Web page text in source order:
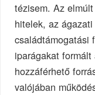
tézisem. Az
hitelek, az
családtámogatási
iparágakat
hozzáférhető
valójában